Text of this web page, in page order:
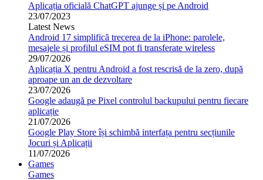
Aplicația oficială ChatGPT ajunge și pe Android
23/07/2023
Latest News
Android 17 simplifică trecerea de la iPhone: parolele,
mesajele și profilul eSIM pot fi transferate wireless
29/07/2026
Aplicația X pentru Android a fost rescrisă de la zero, după
aproape un an de dezvoltare
23/07/2026
Google adaugă pe Pixel controlul backupului pentru fiecare
aplicație
21/07/2026
Google Play Store își schimbă interfața pentru secțiunile
Jocuri și Aplicații
11/07/2026
Games
Games